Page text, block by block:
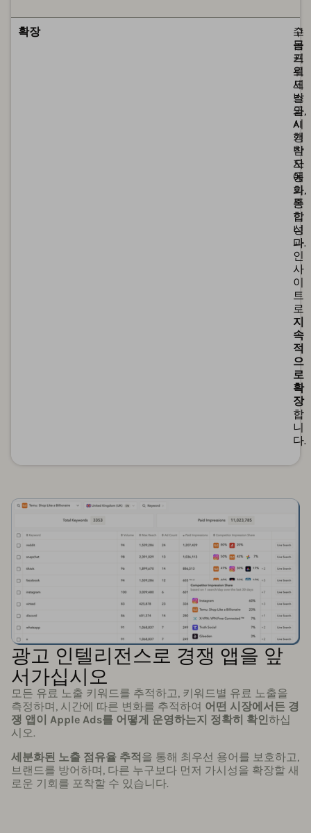
확장 제
수
동
프
로
세
스
와
시
행
착
오
에
의
존
합
니
다.
제
고
급
키
워
드
발
굴,
AI
기
반
자
동
화,
통
합
성
과
인
사
이
트
로
지
속
적
으
로
확
장
합
니
다.
광고 인텔리전스로 경쟁 앱을 앞
서가십시오
모든 유료 노출 키워드를 추적하고, 키워드별 유료 노출을
측정하며, 시간에 따른 변화를 추적하여 어떤 시장에서든 경
쟁 앱이 Apple Ads를 어떻게 운영하는지 정확히 확인하십
시오.
세분화된 노출 점유율 추적을 통해 최우선 용어를 보호하고,
브랜드를 방어하며, 다른 누구보다 먼저 가시성을 확장할 새
로운 기회를 포착할 수 있습니다.